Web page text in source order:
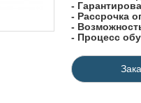
-
- Рассрочка
-
- Процесс